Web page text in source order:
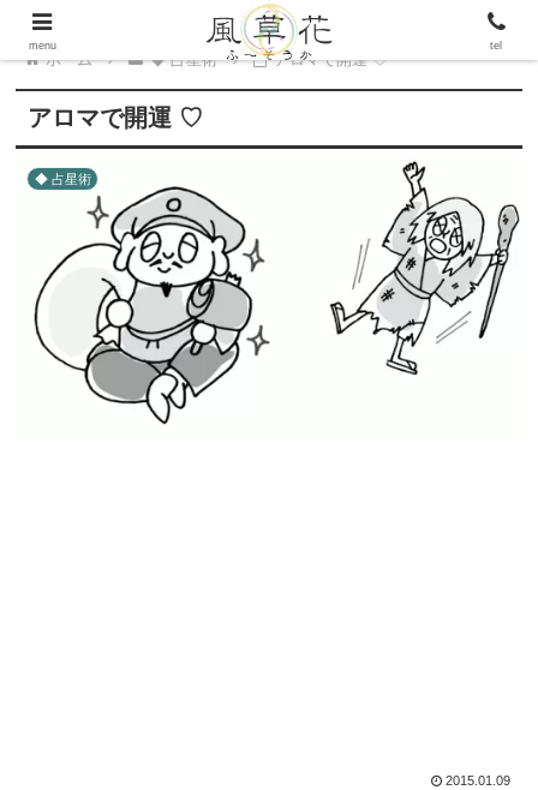
ホーム ◆ 占星術 アロマで開運 ♡
アロマで開運 ♡
◆ 占星術
2015.01.09
menu tel